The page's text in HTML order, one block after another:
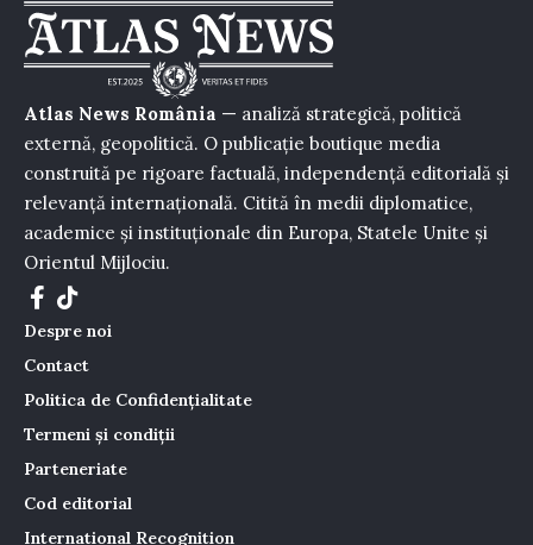
Atlas News România — analiză strategică, politică
externă, geopolitică. O publicație boutique media
construită pe rigoare factuală, independență editorială și
relevanță internațională. Citită în medii diplomatice,
academice și instituționale din Europa, Statele Unite și
Orientul Mijlociu.
Despre noi
Contact
Politica de Confidențialitate
Termeni și condiții
Parteneriate
Cod editorial
International Recognition